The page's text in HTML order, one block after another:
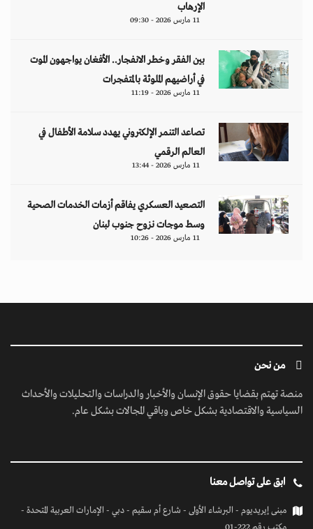
الإرهاب
11 مارس 2026 - 09:30
بين الفقر وخطر الانفجار.. الأفغان يواجهون الموت
في أراضيهم الملوثة بالمتفجرات
11 مارس 2026 - 11:19
تصاعد التنمر الإلكتروني يهدد سلامة الأطفال في
العالم الرقمي
11 مارس 2026 - 13:44
التصعيد العسكري يفاقم أزمات الخدمات الصحية
وسط موجات نزوح جنوب لبنان
11 مارس 2026 - 10:26
من نحن
منصة تهتم بقضايا حقوق الإنسان والأخبار والدراسات والتحليلات والأحداث
السياسية والاقتصادية بشكل خاص وباقي المجالات بشكل عام.
ابق على تواصل معنا
مبنى إيريديوم - البرشاء الأولى - شارع أم سقيم - دبي - الإمارات العربية المتحدة -